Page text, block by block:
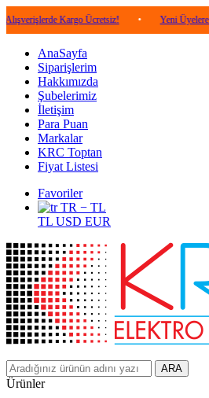
Kargo Ücretsiz! • Yeni Üyelere Özel 50
AnaSayfa
Siparişlerim
Hakkımızda
Şubelerimiz
İletişim
Para Puan
Markalar
KRC Toptan
Fiyat Listesi
Favoriler
TR − TL
TL USD EUR
ARA
Ürünler